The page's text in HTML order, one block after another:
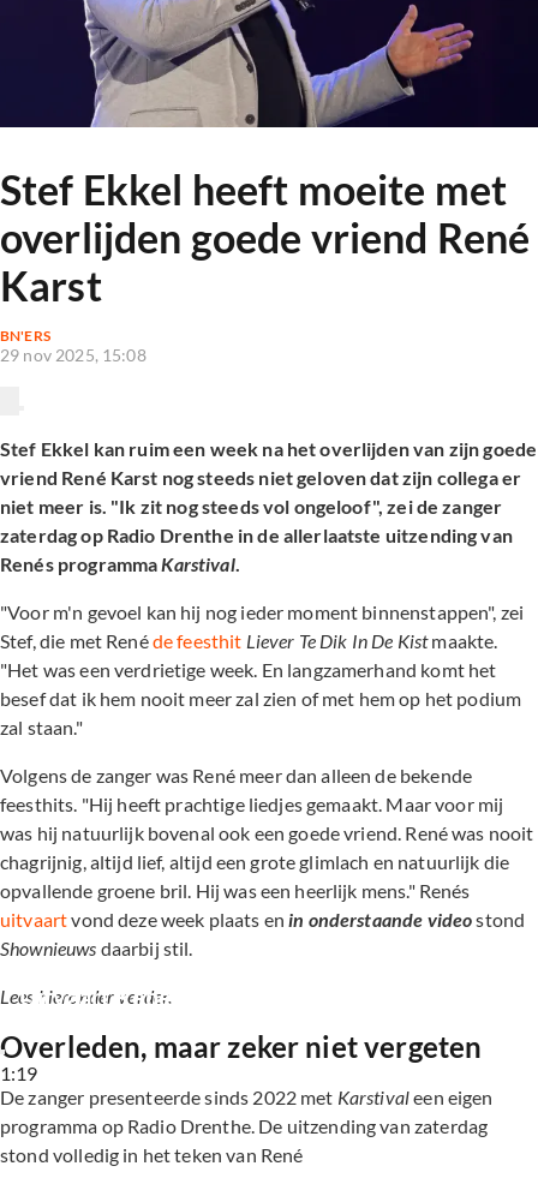
Stef Ekkel heeft moeite met
overlijden goede vriend René
Karst
BN'ERS
29 nov 2025, 15:08
Stef Ekkel kan ruim een week na het overlijden van zijn goede
vriend René Karst nog steeds niet geloven dat zijn collega er
niet meer is. "Ik zit nog steeds vol ongeloof", zei de zanger
zaterdag op Radio Drenthe in de allerlaatste uitzending van
Renés programmaKarstival.
"Voor m'n gevoel kan hij nog ieder moment binnenstappen", zei
Stef, die met Renéde feesthit Liever Te Dik In De Kistmaakte.
"Het was een verdrietige week. En langzamerhand komt het
besef dat ik hem nooit meer zal zien of met hem op het podium
zal staan."
Volgens de zanger was René meer dan alleen de bekende
feesthits. "Hij heeft prachtige liedjes gemaakt. Maar voor mij
was hij natuurlijk bovenal ook een goede vriend. René was nooit
chagrijnig, altijd lief, altijd een grote glimlach en natuurlijk die
opvallende groene bril. Hij was een heerlijk mens." Renés
uitvaartvond deze week plaats enin onderstaande videostond
Shownieuws daarbij stil.
Lees hieronder verder.
1:19
Uitvaart René Karst was 'mooi en intiem'
Overleden, maar zeker niet vergeten
De zanger presenteerde sinds 2022 met Karstivaleen eigen
programma op Radio Drenthe. De uitzending van zaterdag
stond volledig in het teken van René